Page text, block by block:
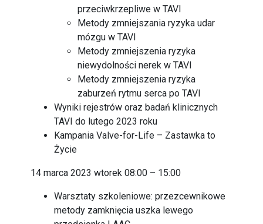
przeciwkrzepliwe w TAVI
Metody zmniejszania ryzyka udar
mózgu w TAVI
Metody zmniejszenia ryzyka
niewydolności nerek w TAVI
Metody zmniejszenia ryzyka
zaburzeń rytmu serca po TAVI
Wyniki rejestrów oraz badań klinicznych
TAVI do lutego 2023 roku
Kampania Valve-for-Life – Zastawka to
Życie
14 marca 2023 wtorek 08:00 – 15:00
Warsztaty szkoleniowe: przezcewnikowe
metody zamknięcia uszka lewego